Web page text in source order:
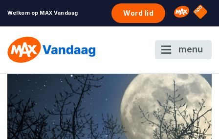
Welkom op MAX Vandaag Word lid Omroep
NPO
menu